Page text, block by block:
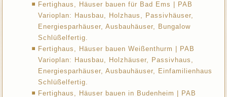
Fertighaus, Häuser bauen für Bad Ems | PAB
Varioplan: Hausbau, Holzhaus, Passivhäuser,
Energiesparhäuser, Ausbauhäuser, Bungalow
Schlüßelfertig.
Fertighaus, Häuser bauen Weißenthurm | PAB
Varioplan: Hausbau, Holzhäuser, Passivhaus,
Energiesparhäuser, Ausbauhäuser, Einfamilienhaus
Schlüßelfertig.
Fertighaus, Häuser bauen in Budenheim | PAB